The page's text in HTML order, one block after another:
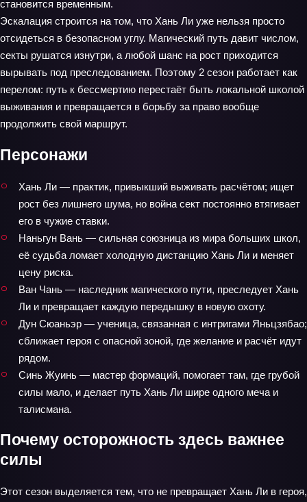
становится временным.
Эскалация строится на том, что Хань Ли уже нельзя просто
отсидеться в безопасном углу. Магический путь давит числом,
секты рушатся изнутри, а любой шанс на рост приходится
вырывать под преследованием. Поэтому 2 сезон работает как
перелом: путь к бессмертию перестаёт быть локальной школой
выживания и превращается в борьбу за право вообще
продолжить свой маршрут.
Персонажи
Хань Ли — практик, привыкший выживать расчётом; ищет
рост без лишнего шума, но война сект постоянно втягивает
его в чужие ставки.
Наньгун Вань — сильная союзница из мира больших школ,
её судьба ломает холодную дистанцию Хань Ли и меняет
цену риска.
Ван Чань — наследник магического пути, преследует Хань
Ли и превращает каждую передышку в новую охоту.
Дун Сюаньэр — ученица, связанная с интригами Яньцзябао;
сближает героя с опасной зоной, где желание и расчёт идут
рядом.
Синь Жуинь — мастер формаций, помогает там, где грубой
силы мало, и делает путь Хань Ли шире одного меча и
талисмана.
Почему осторожность здесь важнее
силы
Этот сезон выделяется тем, что не превращает Хань Ли в героя,